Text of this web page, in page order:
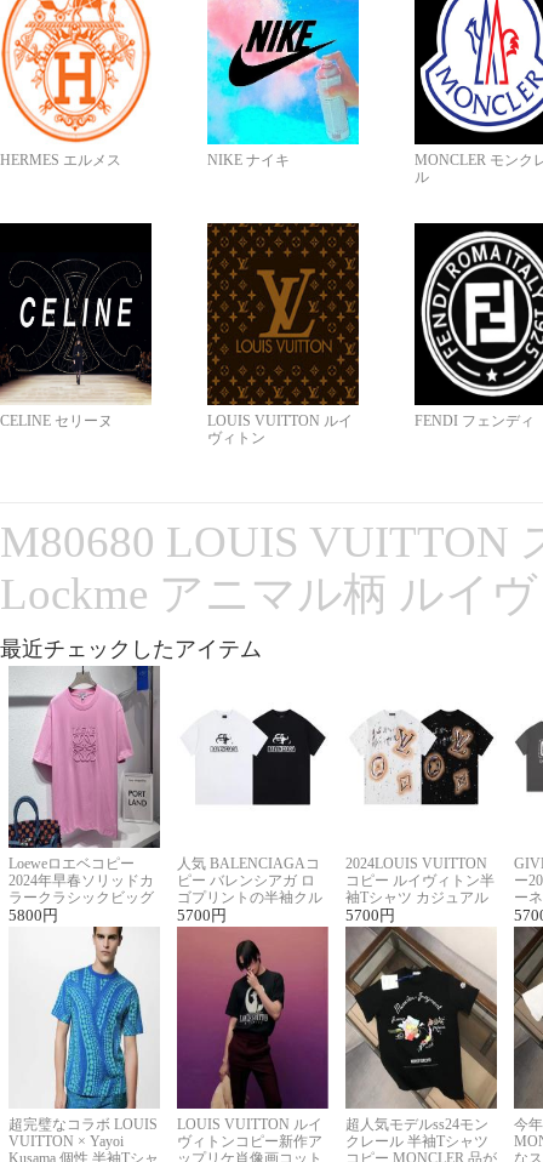
HERMES エルメス NIKE ナイキ
MONCLER モンク
ル
CELINE セリーヌ
LOUIS VUITTON ルイ
ヴィトン
FENDI フェンディ
M80680 LOUIS VUITTON
Lockme アニマル柄 ルイ
最近チェックしたアイテム
Loeweロエベコピー
2024年早春ソリッドカ
ラークラシックビッグ
ロゴ刺繍Tシャツ
5800 円
人気 BALENCIAGAコ
ピー バレンシアガ ロ
ゴプリントの半袖クル
ーネックTシャツ
5700 円
2024LOUIS VUITTON
コピー ルイヴィトン半
袖Tシャツ カジュアル
に馴染む 2色展開
5700 円
ー
ー
ー
超完璧なコラボ LOUIS
VUITTON × Yayoi
Kusama 個性 半袖Tシャ
LOUIS VUITTON ルイ
ヴィトンコピー新作ア
ップリケ肖像画コット
超人気モデルss24モン
クレール 半袖Tシャツ
コピー MONCLER 品が
今
な